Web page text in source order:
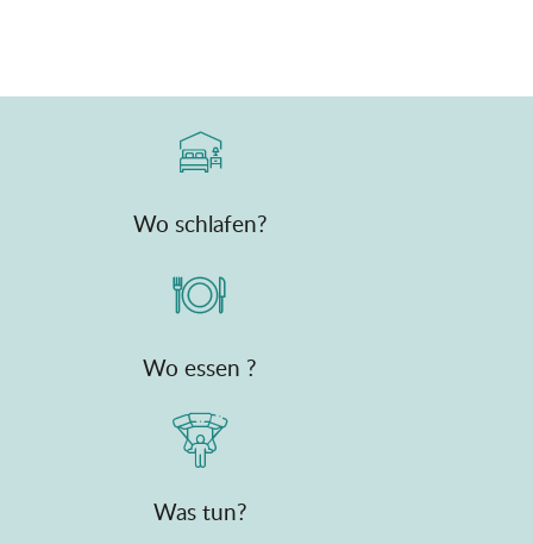
Wo schlafen?
Wo essen ?
Was tun?